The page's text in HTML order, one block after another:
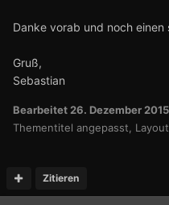
Danke vorab und noch
Gruß,
Sebastian
Bearbeitet26. Dezember 2015
Thementitel angepasst,
Zitieren